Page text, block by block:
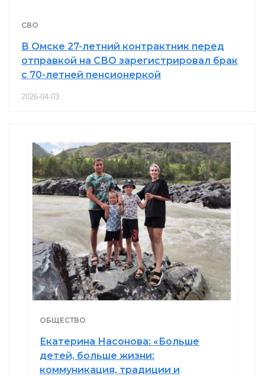
СВО
В Омске 27-летний контрактник перед
отправкой на СВО зарегистрировал брак
с 70-летней пенсионеркой
2026-04-03
ОБЩЕСТВО
Екатерина Насонова: «Больше
детей, больше жизни:
коммуникация, традиции и